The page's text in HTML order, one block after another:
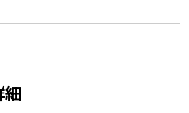
細